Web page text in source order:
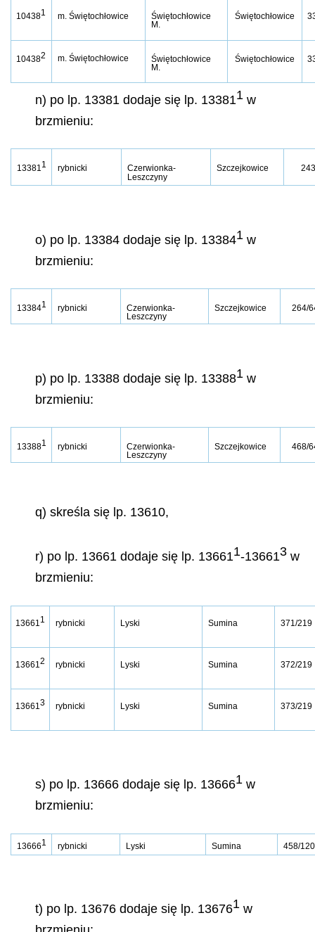
104381 m. Świętochłowice
Świętochłowice
M.
Świętochłowice
104382 m. Świętochłowice
Świętochłowice
M.
Świętochłowice
n) po lp. 13381 dodaje się lp. 133811 w
brzmieniu:
133811 rybnicki
Czerwionka-
Leszczyny
Szczejkowice
o) po lp. 13384 dodaje się lp. 133841 w
brzmieniu:
133841 rybnicki
Czerwionka-
Leszczyny
Szczejkowice 264/
p) po lp. 13388 dodaje się lp. 133881 w
brzmieniu:
133881 rybnicki
Czerwionka-
Leszczyny
Szczejkowice 468/
q) skreśla się lp. 13610,
r) po lp. 13661 dodaje się lp. 136611-136613 w
brzmieniu:
13661 1 rybnicki Lyski Sumina 371/219
13661 2 rybnicki Lyski Sumina 372/219
13661 3 rybnicki Lyski Sumina 373/219
s) po lp. 13666 dodaje się lp. 136661 w
brzmieniu:
136661 rybnicki Lyski Sumina 458/120
t) po lp. 13676 dodaje się lp. 136761 w